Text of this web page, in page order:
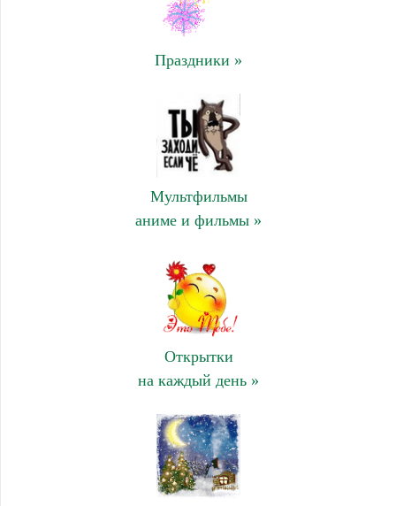
Праздники »
Мультфильмы
аниме и фильмы »
Открытки
на каждый день »